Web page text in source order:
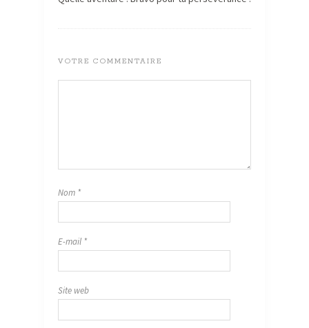
VOTRE COMMENTAIRE
Nom *
E-mail *
Site web